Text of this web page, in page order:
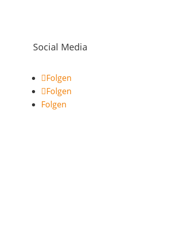
Social Media
Folgen
Folgen
Folgen